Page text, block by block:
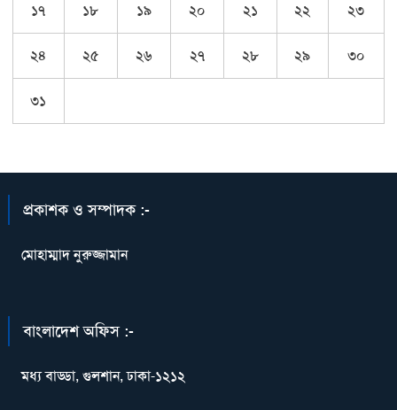
১৭ ১৮ ১৯ ২০ ২১ ২২ ২৩
২৪ ২৫ ২৬ ২৭ ২৮ ২৯ ৩০
৩১
প্রকাশক ও সম্পাদক :-
মোহাম্মাদ নুরুজ্জামান
বাংলাদেশ অফিস :-
মধ্য বাড্ডা, গুলশান, ঢাকা-১২১২